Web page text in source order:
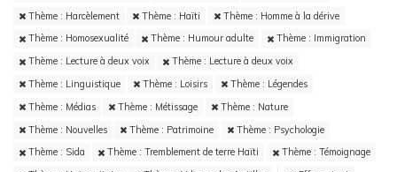
Thème : Harcèlement
Thème : Haïti
Thème : Homme à la dérive
Thème : Homosexualité
Thème : Humour adulte
Thème : Immigration
Thème : Lecture à deux voix
Thème : Lecture à deux voix
Thème : Linguistique
Thème : Loisirs
Thème : Légendes
Thème : Médias
Thème : Métissage
Thème : Nature
Thème : Nouvelles
Thème : Patrimoine
Thème : Psychologie
Thème : Sida
Thème : Tremblement de terre Haïti
Thème : Témoignage